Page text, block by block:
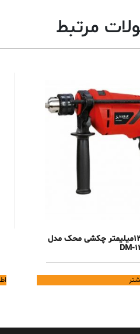
مرتبط
دریل 13میلیمتر چکشی محک مدل
DM-